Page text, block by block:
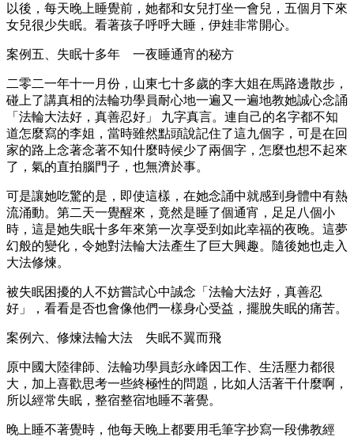
以後，每天晚上睡覺前，她都和女兒打坐一會兒，五個月下來
女兒很少失眠。看著孩子呼呼大睡，伊娃非常開心。
案例五、失眠十多年 一夜睡通宵的秘方
二零二一年十一月份，山東七十多歲的李大姐在馬路邊散步，
碰上了講真相的法輪功學員耐心地一遍又一遍地教她誠心念誦
「法輪大法好，真善忍好」 九字真言。連自己的名字都不知
道怎麼寫的李姐，當時雖然點頭說記住了這九個字，可是在回
家的路上念著念著不知什麼時候少了兩個字，怎麼也想不起來
了，氣的直拍腦門子，也無濟於事。
可是讓她吃驚的是，即使這樣，在她念誦中就感到身體中有熱
流涌動。第二天一覺醒來，竟然是睡了個通宵，足足八個小
時，這是她失眠十多年來第一次享受到如此幸福的夜晚。這夢
幻般的變化，令她對法輪大法產生了巨大興趣。隨後她也走入
大法修煉。
被失眠困擾的人不妨嘗試心中誠念「法輪大法好，真善忍
好」，看看是否也會像他們一樣身心受益，擺脫失眠的痛苦。
案例六、修煉法輪大法 失眠不翼而飛
原中國大陸律師、法輪功學員彭永峰因工作、生活壓力都很
大，加上喜歡思考一些終極性的問題，比如人活著干什麼啊，
所以經常失眠，整宿整宿地睡不著覺。
晚上睡不著覺時，他每天晚上都要用毛筆字抄寫一段佛教經